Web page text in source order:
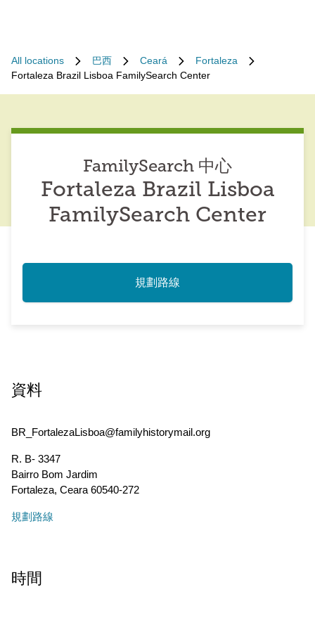
All locations 巴西 Ceará
Fortaleza
Fortaleza Brazil Lisboa FamilySearch Center
FamilySearch 中心
Fortaleza Brazil Lisboa
FamilySearch Center
規劃路線
資料
BR_FortalezaLisboa@familyhistorymail.org
R. B- 3347
Bairro Bom Jardim
Fortaleza, Ceara 60540-272
規劃路線
時間